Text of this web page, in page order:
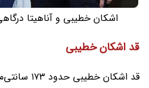
اشکان خطیبی و آناهیتا
قد اشکان خطیبی
قد اشکان خطیبی حدود ۱۷۳ سانتی‌متر عنوان شده است.